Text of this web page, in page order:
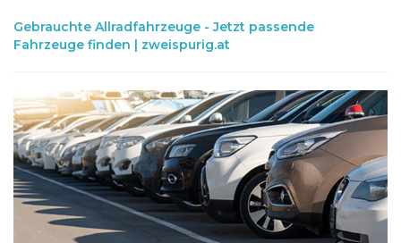
Gebrauchte Allradfahrzeuge - Jetzt passende
Fahrzeuge finden | zweispurig.at